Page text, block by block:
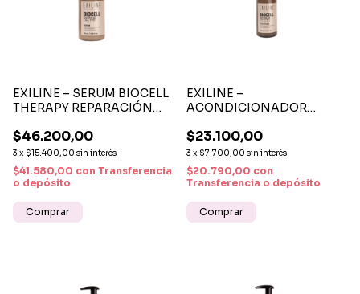
EXILINE – SERUM BIOCELL
THERAPY REPARACIÓN
75ML
$46.200,00
3 x $15.400,00 sin interés
$41.580,00 con Transferencia
o depósito
EXILINE –
ACONDICIONADOR
THERAPY SIN ENJUAGUE
REPARACIÓN CAPILAR
200ML
$23.100,00
3 x $7.700,00 sin interés
$20.790,00 con
Transferencia o depósito